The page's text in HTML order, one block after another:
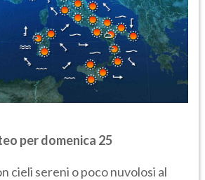
per domenica 25
cieli sereni o poco nuvolosi al